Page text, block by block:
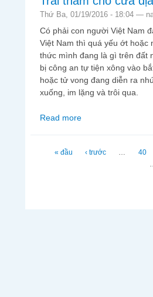
Thứ Ba, 01/19/2016 - 18:04 —
Có phải con người Việt Nam
Việt Nam thì quá yếu ớt hoặc
thức mình đang là gì trên đất
bị công an tự tiện xông vào
hoặc tử vong đang diễn ra
xuống, im lặng và trôi qua.
Read more
Trang
« đầu ‹ trước
40